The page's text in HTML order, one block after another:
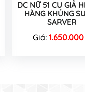
DC NỮ 51 CU GIẢ
HÀNG KHỦNG
SARVER
Giá: